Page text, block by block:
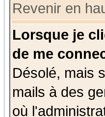
Revenir en
Lorsque je
de me
Désolé, mais
mails à des
où